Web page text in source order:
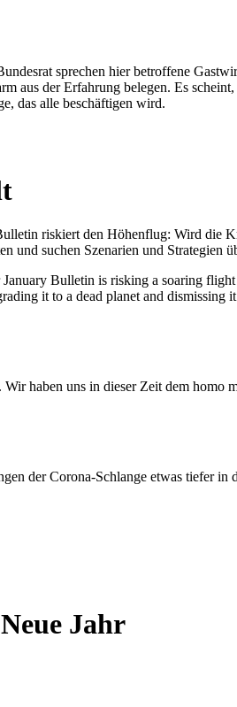
sprechen hier betroffene
aus der Erfahrung belegen. Es
das alle beschäftigen wird.
riskiert den Höhenflug: Wird die
und suchen Szenarien und Strategien
Bulletin is risking a soaring
it to a dead planet and dismissing
haben uns in dieser Zeit dem
der Corona-Schlange etwas tiefer in
Jahr